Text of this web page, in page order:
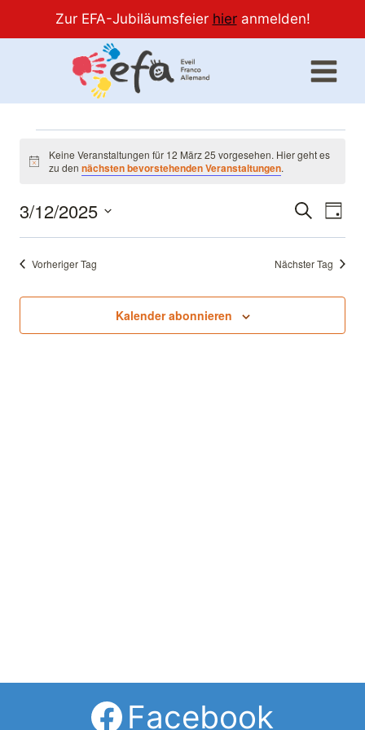
Zur EFA-Jubiläumsfeier hieranmelden!
Veranstaltungen
12
März
25
Hinweis
Keine Veranstaltungen für 12 März 25 vorgesehen. Hier geht es
zu dennächsten bevorstehenden Veranstaltungen.
SucheTag
3/12/2025
Datum
wählen.
Vorheriger Tag Nächster Tag
Kalender abonnieren
Facebook